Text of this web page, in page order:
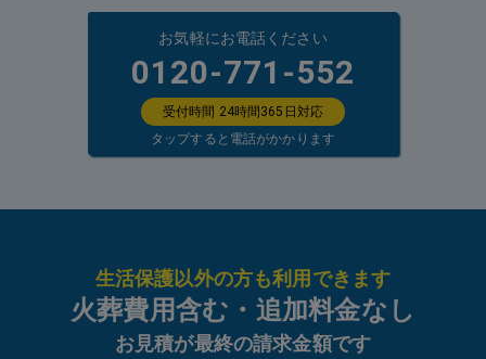
お気軽にお電話ください
0120-771-552
受付時間 24時間365日対応
タップすると電話がかかります
生活保護以外の方も利用できます
火葬費用含む・追加料金なし
お見積が最終の請求金額です